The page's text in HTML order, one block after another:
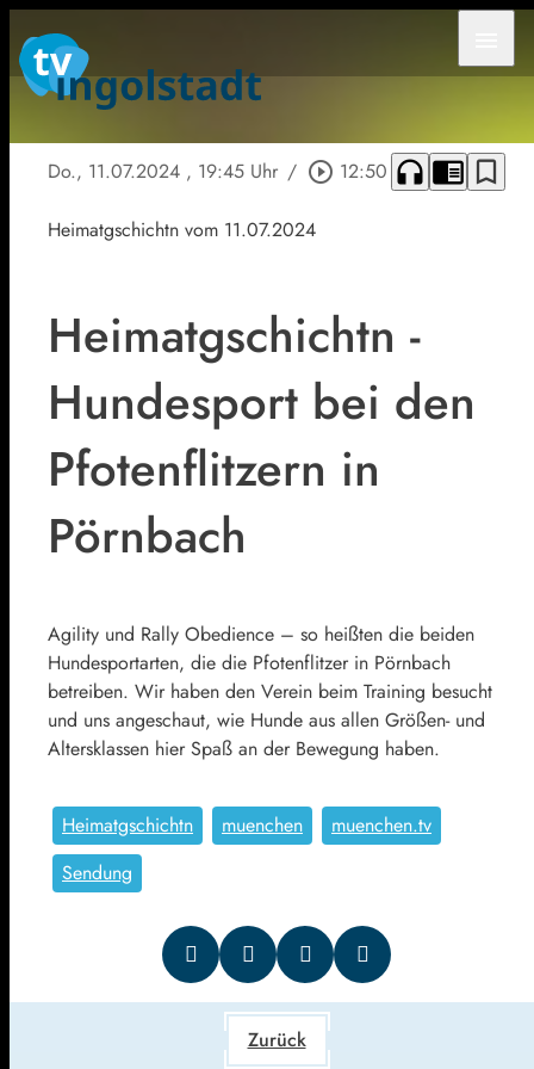
Do., 11.07.2024 , 19:45 Uhr / play_circle_outline 12:50 headphones chrome_reader_mode bookmark_border
Heimatgschichtn vom 11.07.2024
Heimatgschichtn -
Hundesport bei den
Pfotenflitzern in
Pörnbach
Agility und Rally Obedience – so heißten die beiden
Hundesportarten, die die Pfotenflitzer in Pörnbach
betreiben. Wir haben den Verein beim Training besucht
und uns angeschaut, wie Hunde aus allen Größen- und
Altersklassen hier Spaß an der Bewegung haben.
Heimatgschichtn muenchen
muenchen.tv
Sendung
Zurück